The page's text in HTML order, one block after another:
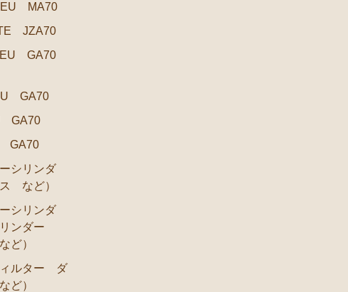
MX4#
ダー リペアキット ホース など）
ダー クラッチレリーズシリンダー オーバーホールキット など）
MA70
JZA70
GA70
GA70
GA70
GA70
シリンダ
など）
シリンダ
ンダー
ど）
ルター ダ
ど）